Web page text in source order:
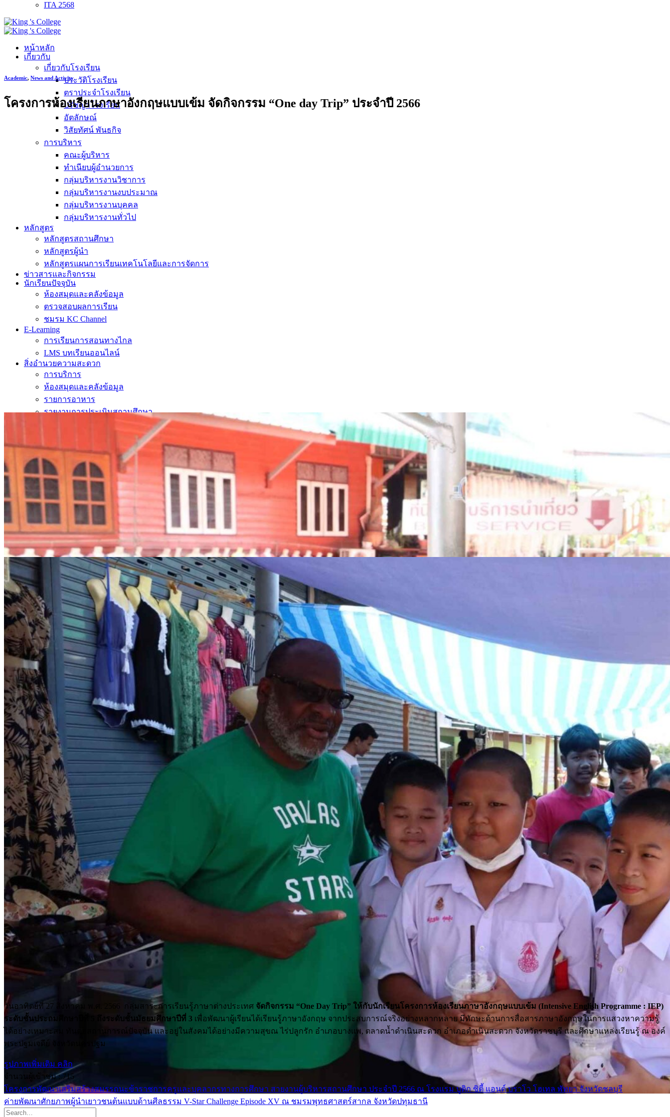
ITA 2568
หน้าหลัก
เกี่ยวกับ
เกี่ยวกับโรงเรียน
ประวัติโรงเรียน
ตราประจำโรงเรียน
ปรัชญาโรงเรียน
อัตลักษณ์
วิสัยทัศน์ พันธกิจ
การบริหาร
คณะผู้บริหาร
ทำเนียบผู้อำนวยการ
กลุ่มบริหารงานวิชาการ
กลุ่มบริหารงานงบประมาณ
กลุ่มบริหารงานบุคคล
กลุ่มบริหารงานทั่วไป
หลักสูตร
หลักสูตรสถานศึกษา
หลักสูตรผู้นำ
หลักสูตรแผนการเรียนเทคโนโลยีและการจัดการ
ข่าวสารและกิจกรรม
นักเรียนปัจจุบัน
ห้องสมุดและคลังข้อมูล
ตรวจสอบผลการเรียน
ชมรม KC Channel
E-Learning
การเรียนการสอนทางไกล
LMS บทเรียนออนไลน์
สิ่งอำนวยความสะดวก
การบริการ
ห้องสมุดและคลังข้อมูล
รายการอาหาร
รายงานการประเมินสถานศึกษา
แผนปฏิบัติการปีงบประมาณ 2568
รายงานงบทดลอง
ภาพกิจกรรม
เผยแพร่ผลงานทางวิชาการ
หมายเลขโทรศัพท์ภายใน
ปฎิทินโรงเรียน
ระบบแจ้งเรื่องร้องเรียน
Academic, News and Activity
โครงการห้องเรียนภาษาอังกฤษแบบเข้ม จัดกิจกรรม “One day Trip” ประจำปี 2566
วันอาทิตย์ที่ 27 สิงหาคม พ.ศ. 2566 กลุ่มสาระการเรียนรู้ภาษาต่างประเทศ จัดกิจกรรม “One Day Trip” ให้กับนักเรียนโครงการห้องเรียนภาษาอังกฤษแบบเข้ม (Intensive English Programme : IEP)
ระดับชั้นประถมศึกษาปีที่ 5 ถึงระดับชั้นมัธยมศึกษาปีที่ 3 เพื่อพัฒนาผู้เรียนได้เรียนรู้ภาษาอังกฤษ จากประสบการณ์จริงอย่างหลากหลาย มีทักษะด้านการสื่อสารภาษาอังกฤษในการแสวงหาความรู้
ได้อย่างเหมาะสม ทันต่อสถานการณ์ปัจจุบัน และอยู่ในสังคมได้อย่างมีความสุขณ ไร่ปลูกรัก อำเภอบางแพ, ตลาดน้ำดำเนินสะดวก อำเภอดำเนินสะดวก จังหวัดราชบุรี และศึกษาแหล่งเรียนรู้ ณ องค์
พระปฐมเจดีย์ จังหวัดนครปฐม
รูปภาพเพิ่มเติม คลิก
จำนวนผู้เข้าชม :715
โครงการพัฒนาเสริมสร้างสมรรถนะข้าราชการครูและบุคลากรทางการศึกษา สายงานผู้บริหารสถานศึกษา ประจำปี 2566 ณ โรงแรม บูติก ซิตี้ แอนด์ บราโว โฮเทล พัทยา จังหวัดชลบุรี
ค่ายพัฒนาศักยภาพผู้นำเยาวชนต้นแบบด้านศีลธรรม V-Star Challenge Episode XV ณ ชมรมพุทธศาสตร์สากล จังหวัดปทุมธานี